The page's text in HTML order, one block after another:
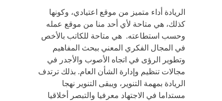
الريادة أداء متميز من موقع اعتيادي، وكونها
كذلك، هي متاحة لأي أحد منا من موقع عمله
وحسب استطاعته. هي متاحة للكاتب بالأخص
في المجال الفكري المعني ببحث المفاهيم
وتطوير الرؤى في اتجاه الأصوب والأجدر في
مجالات تنظيم وإدارة الشأن العام. بذلك ترتدف
الريادة بمهمة التنوير، ويبقى التنوير نهجا
مستداما في الاجتهاد معرفيا والتبصر أخلاقيا